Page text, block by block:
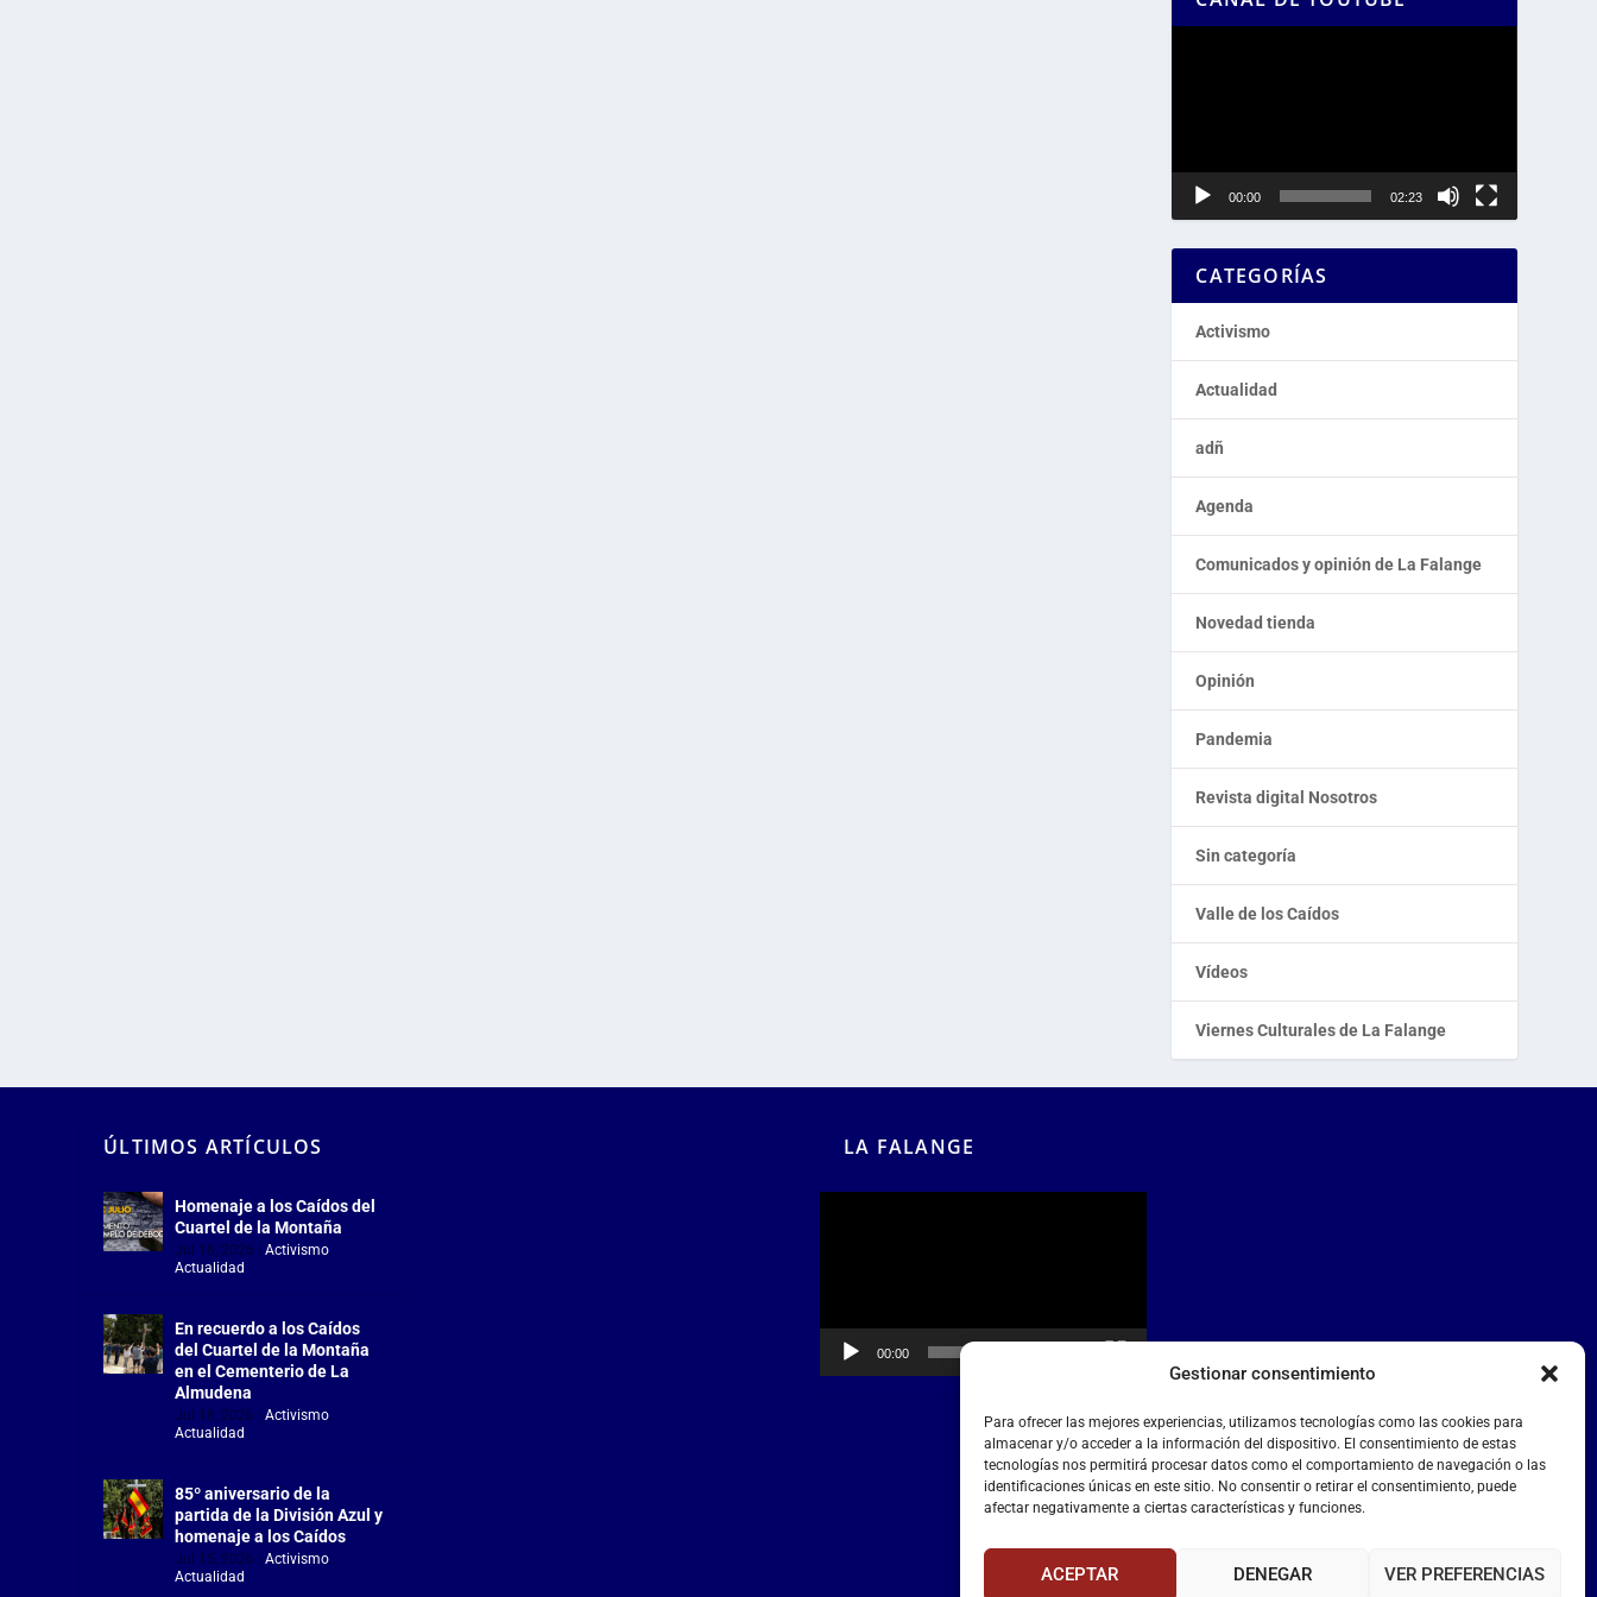
Gestionar consentimiento
Para ofrecer las mejores experiencias, utilizamos tecnologías como las cookies para
almacenar y/o acceder a la información del dispositivo. El consentimiento de estas
tecnologías nos permitirá procesar datos como el comportamiento de navegación o las
identificaciones únicas en este sitio. No consentir o retirar el consentimiento, puede
afectar negativamente a ciertas características y funciones.
ACEPTAR DENEGAR VER PREFERENCIAS
00:00 02:23
CATEGORÍAS
Activismo
Actualidad
adñ
Agenda
Comunicados y opinión de La Falange
Novedad tienda
Opinión
Pandemia
Revista digital Nosotros
Sin categoría
Valle de los Caídos
Vídeos
Viernes Culturales de La Falange
ÚLTIMOS ARTÍCULOS
Homenaje a los Caídos del
Cuartel de la Montaña
Jul 18, 2026 |Activismo,
Actualidad
En recuerdo a los Caídos
del Cuartel de la Montaña
en el Cementerio de La
Almudena
Jul 18, 2026 |Activismo,
Actualidad
85º aniversario de la
partida de la División Azul y
homenaje a los Caídos
Jul 15, 2026 |Activismo,
Actualidad
LA FALANGE
00:00